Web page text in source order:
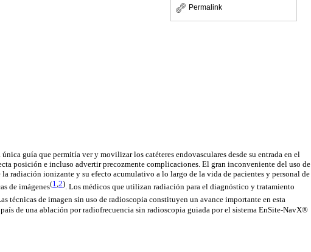
Permalink
única guía que permitía ver y movilizar los catéteres endovasculares desde su entrada en el
posición e incluso advertir precozmente complicaciones. El gran inconveniente del uso de
radiación ionizante y su efecto acumulativo a lo largo de la vida de pacientes y personal de
de imágenes(1 2). Los médicos que utilizan radiación para el diagnóstico y tratamiento
técnicas de imagen sin uso de radioscopia constituyen un avance importante en esta
de una ablación por radiofrecuencia sin radioscopia guiada por el sistema EnSite-NavX®